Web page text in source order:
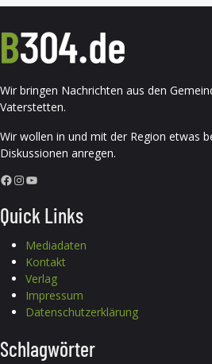
Wir bringen Nachrichten aus den
Vaterstetten.
Wir wollen in und mit der Region etwas
Diskussionen anregen.
Facebook InstagramYouTube
Quick Links
Mediadaten
Kontakt
Verlag
Impressum
Datenschutzerklärung
Schlagwörter